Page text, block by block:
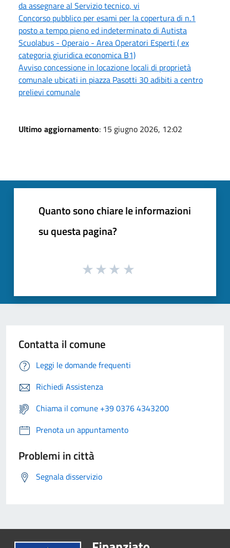
da assegnare al Servizio tecnico, vi
Concorso pubblico per esami per la copertura di n.1
posto a tempo pieno ed indeterminato di Autista
Scuolabus - Operaio - Area Operatori Esperti ( ex
categoria giuridica economica B1)
Avviso concessione in locazione locali di proprietà
comunale ubicati in piazza Pasotti 30 adibiti a centro
prelievi comunale
Ultimo aggiornamento: 15 giugno 2026, 12:02
Quanto sono chiare le informazioni
su questa pagina?
Contatta il comune
Leggi le domande frequenti
Richiedi Assistenza
Chiama il comune +39 0376 4343200
Prenota un appuntamento
Problemi in città
Segnala disservizio